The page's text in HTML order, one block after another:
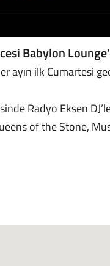
Babylon
ayın ilk Cumartesi
Radyo Eksen
of the Stone,